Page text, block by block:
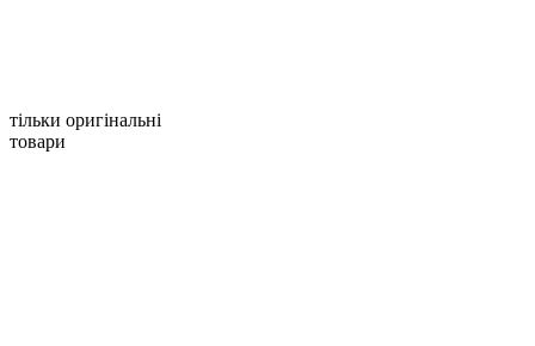
тільки оригінальні
товари